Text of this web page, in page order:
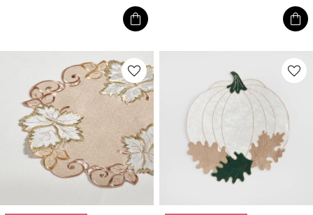
shopping_bag shopping_bag
favorite favorite